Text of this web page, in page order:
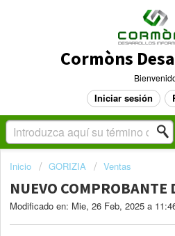
Iniciar sesión
Inicio GORIZIA Ventas
NUEVO COMPROBANTE
Modificado en: Mie, 26 Feb, 2025 a